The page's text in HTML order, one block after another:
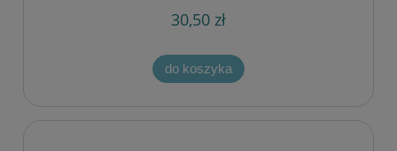
30,50 zł
do koszyka